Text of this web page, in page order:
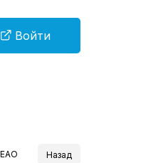
Войти
Назад